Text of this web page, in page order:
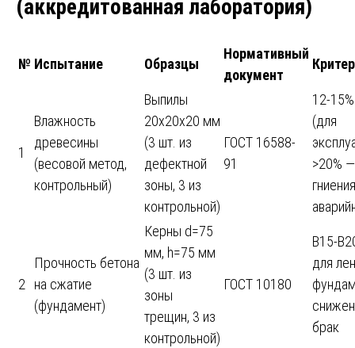
(аккредитованная лаборатория)
№ Испытание Образцы
Нормативный
документ
1
Влажность
древесины
(весовой метод,
контрольный)
Выпилы
20х20х20 мм
(3 шт. из
дефектной
зоны, 3 из
контрольной)
ГОСТ 16588-
91
12-
(для
>20%
2
Прочность бетона
на сжатие
(фундамент)
Керны d=75
мм, h=75 мм
(3 шт. из
зоны
трещин, 3 из
контрольной)
ГОСТ 10180
B15-
для
брак